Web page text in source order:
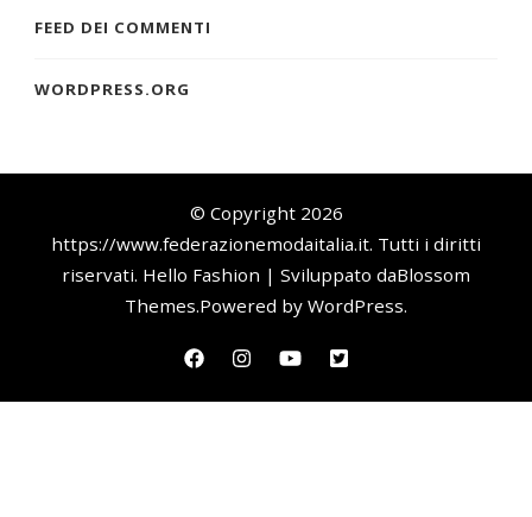
FEED DEI COMMENTI
WORDPRESS.ORG
© Copyright 2026
https://www.federazionemodaitalia.it. Tutti i diritti
riservati. Hello Fashion | Sviluppato daBlossom
Themes.Powered by WordPress.